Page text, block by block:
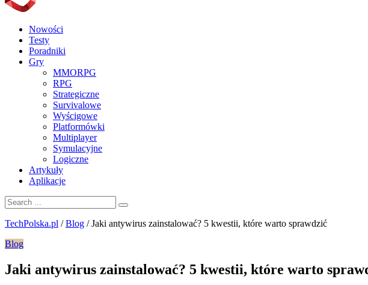
Nowości
Testy
Poradniki
Gry
MMORPG
RPG
Strategiczne
Survivalowe
Wyścigowe
Platformówki
Multiplayer
Symulacyjne
Logiczne
Artykuły
Aplikacje
TechPolska.pl /Blog /Jaki antywirus zainstalować? 5 kwestii, które warto sprawdzić
Blog
Jaki antywirus zainstalować? 5 kwestii, które warto